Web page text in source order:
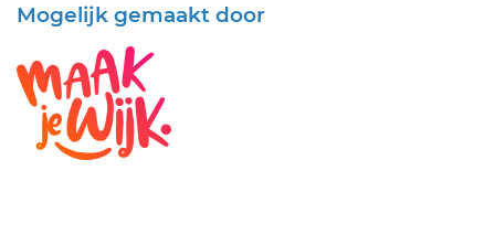
Mogelijk gemaakt door